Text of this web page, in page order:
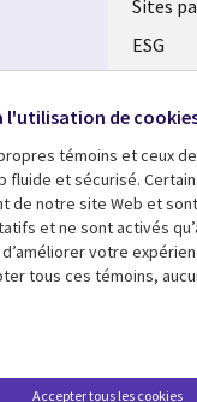
Sites
ESG
Fusions
Salle
l'utilisation de
témoins et ceux
fluide et sécurisé.
de notre site Web et
et ne sont activés
votre
tous ces témoins,
Accepter tous les cookies